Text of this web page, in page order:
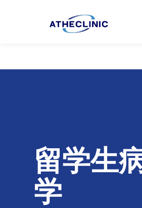
留学生
学